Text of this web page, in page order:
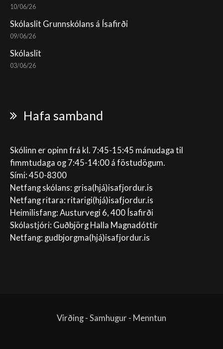
10/06/26
Skólaslit Grunnskólans á Ísafirði
09/06/26
Skólaslit
03/06/26
Hafa samband
Skólinn er opinn frá kl. 7:45-15:45 mánudaga til
fimmtudaga og 7:45-14:00 á föstudögum.
Sími: 450-8300
Netfang skólans: grisa(hjá)isafjordur.is
Netfang ritara: ritarigi(hjá)isafjordur.is
Heimilisfang: Austurvegi 6, 400 Ísafirði
Skólastjóri: Guðbjörg Halla Magnadóttir
Netfang: gudbjorgma(hjá)isafjordur.is
Virðing - Samhugur - Menntun